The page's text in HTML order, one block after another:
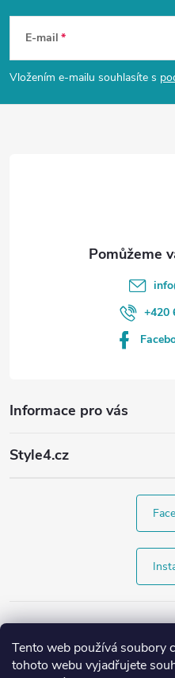
Tento web používá soubory
tohoto webu vyjadřujete
p
a
E-mail
Vložením e-mailu souhlasíte s
Informace pro vás
Style4.cz
info
+420